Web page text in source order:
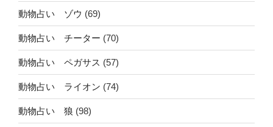
動物占い ゾウ (69)
動物占い チーター (70)
動物占い ペガサス (57)
動物占い ライオン (74)
動物占い 狼 (98)